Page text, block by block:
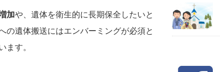
加や、遺体を衛生的に長期保全したいと
の遺体搬送にはエンバーミングが必須と
ます。